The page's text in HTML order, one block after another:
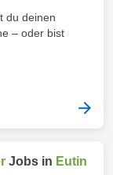
du deinen
– oder bist
Jobs in Eutin